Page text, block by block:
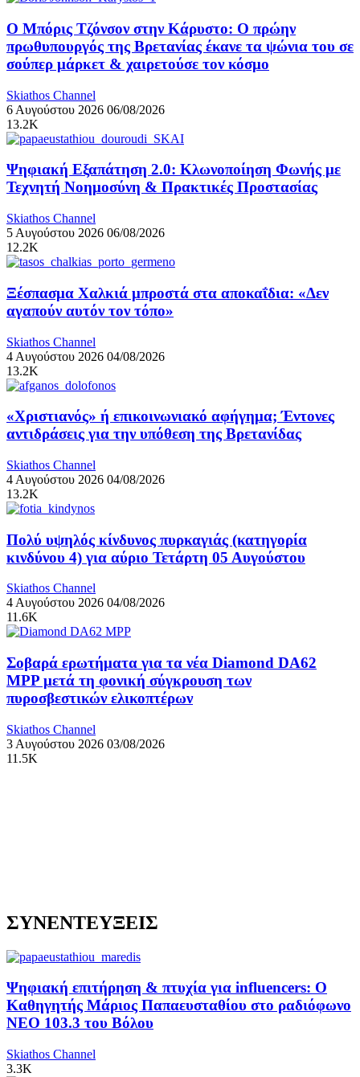
Ο Μπόρις Τζόνσον στην Κάρυστο: Ο πρώην
πρωθυπουργός της Βρετανίας έκανε τα ψώνια του σε
σούπερ μάρκετ & χαιρετούσε τον κόσμο
Skiathos Channel
6 Αυγούστου 2026 06/08/2026
13.2K
Ψηφιακή Εξαπάτηση 2.0: Κλωνοποίηση Φωνής με
Τεχνητή Νοημοσύνη & Πρακτικές Προστασίας
Skiathos Channel
5 Αυγούστου 2026 06/08/2026
12.2K
Ξέσπασμα Χαλκιά μπροστά στα αποκαΐδια: «Δεν
αγαπούν αυτόν τον τόπο»
Skiathos Channel
4 Αυγούστου 2026 04/08/2026
13.2K
«Χριστιανός» ή επικοινωνιακό αφήγημα; Έντονες
αντιδράσεις για την υπόθεση της Βρετανίδας
Skiathos Channel
4 Αυγούστου 2026 04/08/2026
13.2K
Πολύ υψηλός κίνδυνος πυρκαγιάς (κατηγορία
κινδύνου 4) για αύριο Τετάρτη 05 Αυγούστου
Skiathos Channel
4 Αυγούστου 2026 04/08/2026
11.6K
Σοβαρά ερωτήματα για τα νέα Diamond DA62
MPP μετά τη φονική σύγκρουση των
πυροσβεστικών ελικοπτέρων
Skiathos Channel
3 Αυγούστου 2026 03/08/2026
11.5K
ΣΥΝΕΝΤΕΥΞΕΙΣ
Ψηφιακή επιτήρηση & πτυχία για influencers: Ο
Καθηγητής Μάριος Παπαευσταθίου στο ραδιόφωνο
NEO 103.3 του Βόλου
Skiathos Channel
3.3K